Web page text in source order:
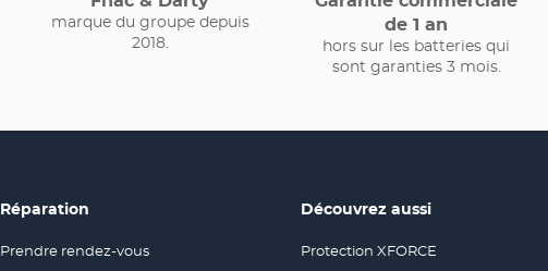
marque du groupe depuis
2018.
de 1 an
hors sur les batteries qui
sont garanties 3 mois.
Réparation
Prendre rendez-vous
(ouvre
Découvrez aussi
Protection XFORCE
(ouvre